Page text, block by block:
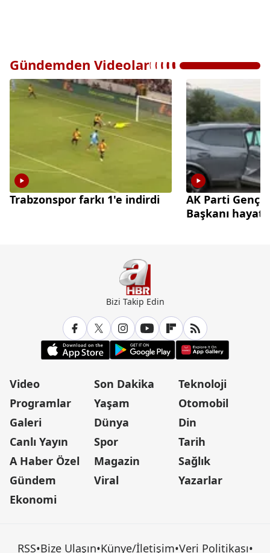
Gündemden Videolar
Trabzonspor farkı 1'e indirdi
AK Parti
Başkanı
Bizi Takip Edin
Video
Programlar
Galeri
Canlı Yayın
A Haber Özel
Gündem
Ekonomi
Son Dakika
Yaşam
Dünya
Spor
Magazin
Viral
Teknoloji
Otomobil
Din
Tarih
Sağlık
Yazarlar
RSS•Bize Ulaşın•Künye/İletişim•Veri Politikası•